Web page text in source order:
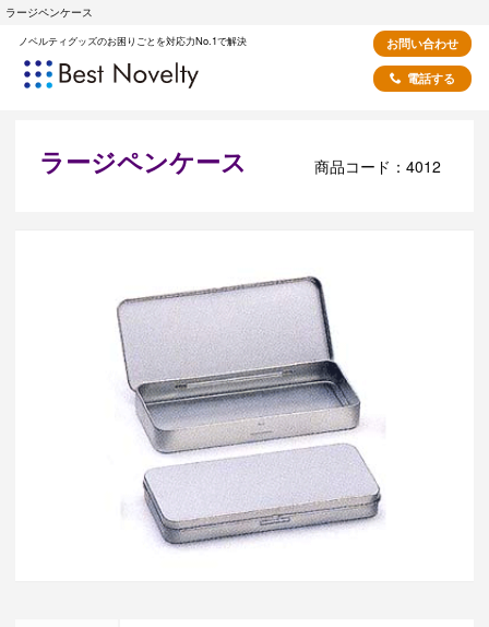
ラージペンケース
ノベルティグッズのお困りごとを対応力No.1で解決
お問い合わせ
電話する
ラージペンケース 商品コード：4012